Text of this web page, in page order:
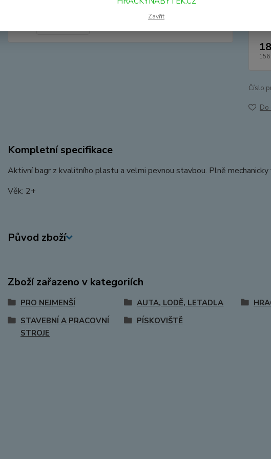
156
Číslo
Do
Kompletní specifikace
Aktivní bagr z kvalitního plastu a velmi pevnou stavbou. Plně mechanicky
Věk: 2+
Původ zboží
Zboží zařazeno v kategoriích
PRO NEJMENŠÍ AUTA, LODĚ, LETADLA
STAVEBNÍ A PRACOVNÍ
STROJE
PÍSKOVIŠTĚ
Zavřít